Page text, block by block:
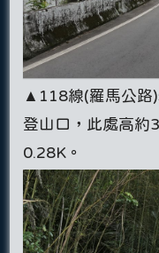
▲118線(羅馬公路
登山口，此處高約
0.28K。